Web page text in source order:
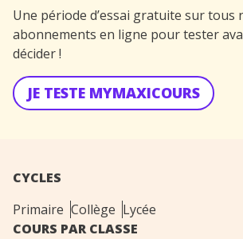
Une période d’essai gratuite sur tous
abonnements en ligne pour tester
décider !
JE TESTE MYMAXICOURS
CYCLES
Primaire Collège Lycée
COURS PAR CLASSE